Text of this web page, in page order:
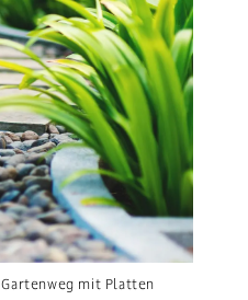
Gartenweg mit Platten